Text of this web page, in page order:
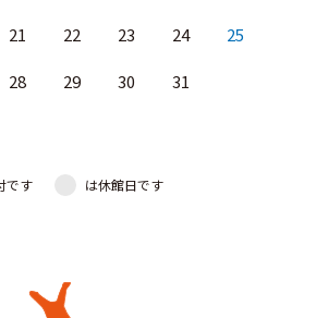
21 22 23 24 25
28 29 30 31
です は休館日です